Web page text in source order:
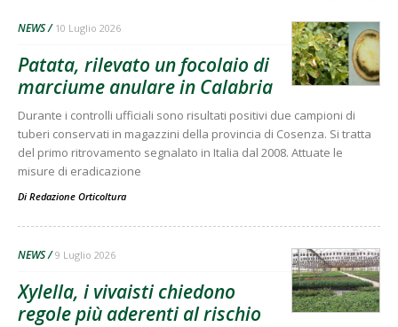
NEWS 10 Luglio 2026
Patata, rilevato un focolaio di
marciume anulare in Calabria
Durante i controlli ufficiali sono risultati positivi due campioni di
tuberi conservati in magazzini della provincia di Cosenza. Si tratta
del primo ritrovamento segnalato in Italia dal 2008. Attuate le
misure di eradicazione
Di Redazione Orticoltura
NEWS 9 Luglio 2026
Xylella, i vivaisti chiedono
regole più aderenti al rischio